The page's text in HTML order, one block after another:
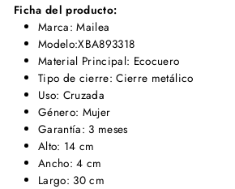
Ficha del producto:
Marca: Mailea
Modelo:XBA893318
Material Principal: Ecocuero
Tipo de cierre: Cierre metálico
Uso: Cruzada
Género: Mujer
Garantía: 3 meses
Alto: 14 cm
Ancho: 4 cm
Largo: 30 cm